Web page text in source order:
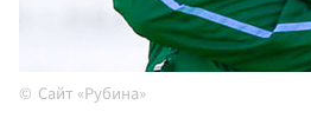
Сайт «Рубина»